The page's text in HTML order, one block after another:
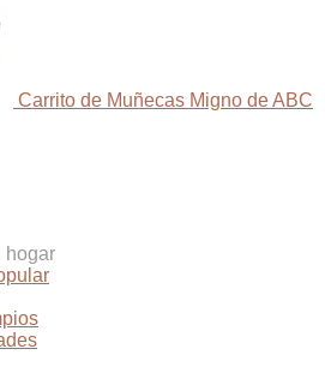
Carrito de Muñecas Migno de ABC
hogar